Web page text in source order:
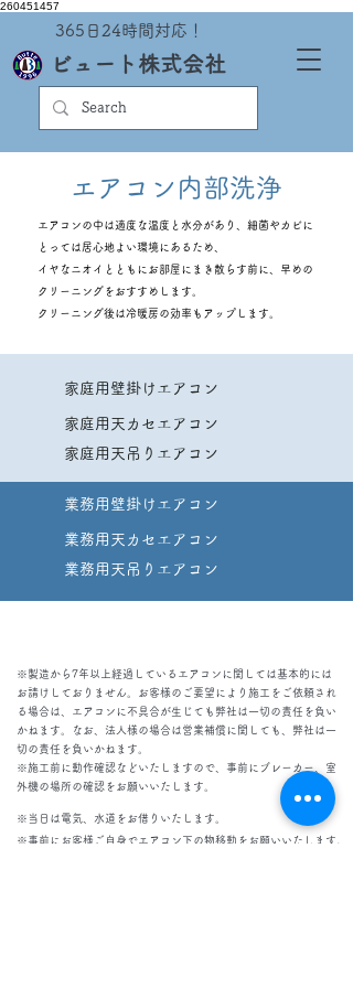
260451457
ビュート株式会社
​365日24時間対応！
​​エアコン内部洗浄
エアコンの中は適度な温度と水分があり、細菌 やカビに
とっては居心地よい環境にあるため、
イヤなニオイとともにお部屋にまき散らす前に、早めの
クリーニングをおすすめします。
クリーニング後は冷暖房の効率もアップします。
​家庭用壁掛けエアコン
家庭用天カセエアコン
​​家庭用天吊りエアコン
​​業務用壁掛けエアコン
​​業務用天カセエアコン
業務用天吊りエアコン
※製造から7年以上経過しているエアコンに関しては基本的には
お請けしておりません。お客様のご要望により施工をご依頼され
る場合は、エアコンに不具合が生じても弊社は一切の責任を負い
かねます。なお、法人様の場合は営業補償に関しても、弊社は一
切の責任を負いかねます。
​※施工前に動作確認などいたしますので、 事前にブレーカー、室
外機の場所の確認をお願いいたします。
※当日は電気、水道をお借りいたします。
​※事前にお客様ご自身でエアコン下の物移動をお願いいたします。